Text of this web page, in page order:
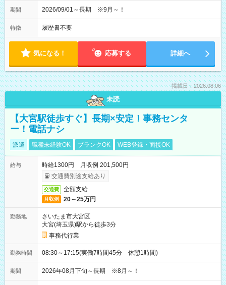
期間 2026/09/01～長期 ※9月～！
特徴 履歴書不要
気になる！ 応募する 詳細へ
掲載日：2026.08.06
未読
【大宮駅徒歩すぐ】長期×安定！事務センタ
ー！電話ナシ
派遣 職種未経験OK ブランクOK WEB登録・面接OK
給与
時給1300円 月収例 201,500円
交通費別途支給あり
交通費 全額支給
月収例 20～25万円
勤務地
さいたま市大宮区
大宮(埼玉県)駅から徒歩3分
事務代行業
勤務時間 08:30～17:15(実働7時間45分 休憩1時間)
期間 2026年08月下旬～長期 ※8月～！